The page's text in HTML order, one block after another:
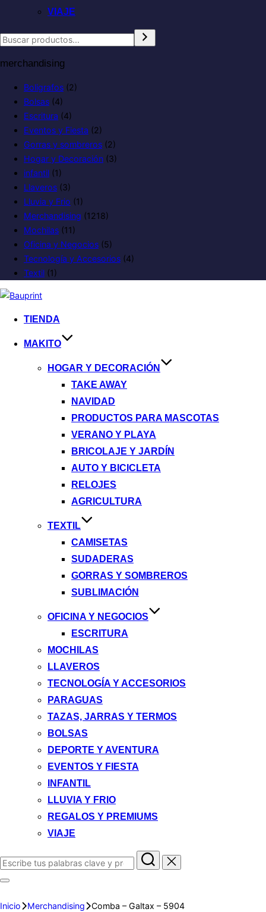
VIAJE
merchandising
Boligrafos (2)
Bolsas (4)
Escritura (4)
Eventos y Fiesta (2)
Gorras y sombreros (2)
Hogar y Decoración (3)
infantil (1)
Llaveros (3)
Lluvia y Frio (1)
Merchandising (1218)
Mochilas (11)
Oficina y Negocios (5)
Tecnología y Accesorios (4)
Textil (1)
TIENDA
MAKITO
HOGAR Y DECORACIÓN
TAKE AWAY
NAVIDAD
PRODUCTOS PARA MASCOTAS
VERANO Y PLAYA
BRICOLAJE Y JARDÍN
AUTO Y BICICLETA
RELOJES
AGRICULTURA
TEXTIL
CAMISETAS
SUDADERAS
GORRAS Y SOMBREROS
SUBLIMACIÓN
OFICINA Y NEGOCIOS
ESCRITURA
MOCHILAS
LLAVEROS
TECNOLOGÍA Y ACCESORIOS
PARAGUAS
TAZAS, JARRAS Y TERMOS
BOLSAS
DEPORTE Y AVENTURA
EVENTOS Y FIESTA
INFANTIL
LLUVIA Y FRIO
REGALOS Y PREMIUMS
VIAJE
Inicio Merchandising Comba – Galtax – 5904